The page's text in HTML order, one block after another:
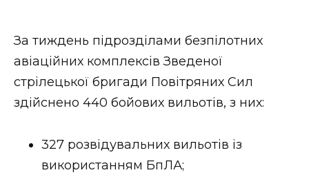
За тиждень підрозділами безпілотних
авіаційних комплексів Зведеної
стрілецької бригади Повітряних Сил
здійснено 440 бойових вильотів, з них:
327 розвідувальних вильотів із
використанням БпЛА;